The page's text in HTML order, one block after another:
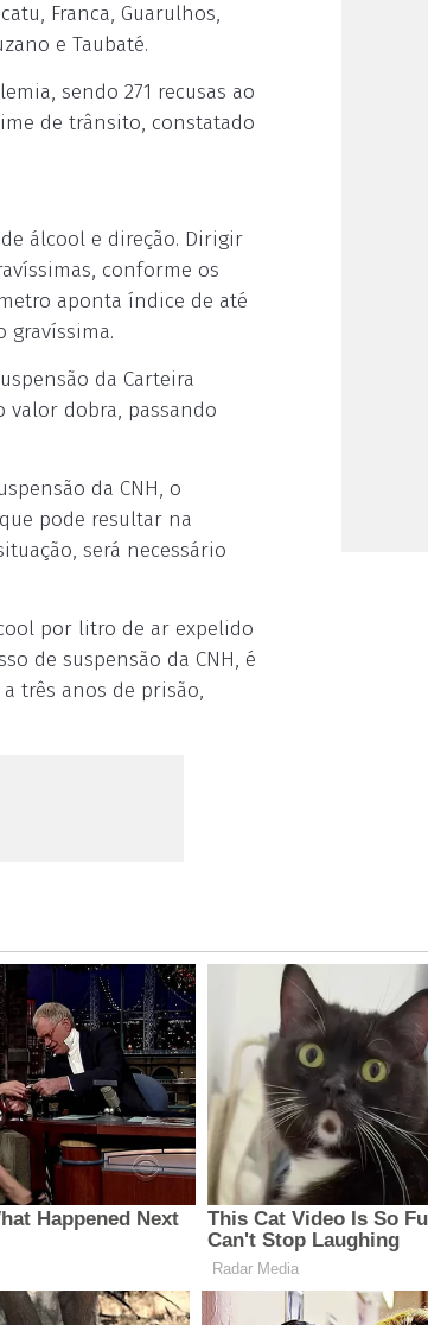
Franca, Guarulhos,
e Taubaté.
sendo 271 recusas ao
de trânsito, constatado
álcool e direção. Dirigir
conforme os
aponta índice de até
gravíssima.
da Carteira
valor dobra, passando
da CNH, o
pode resultar na
será necessário
por litro de ar expelido
de suspensão da CNH, é
três anos de prisão,